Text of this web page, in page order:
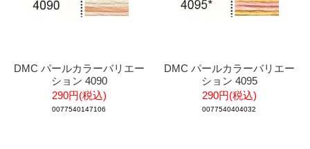
DMC パールカラーバリエー
ション 4090
290円(税込)
0077540147106
DMC パールカラーバリエー
ション 4095
290円(税込)
0077540404032